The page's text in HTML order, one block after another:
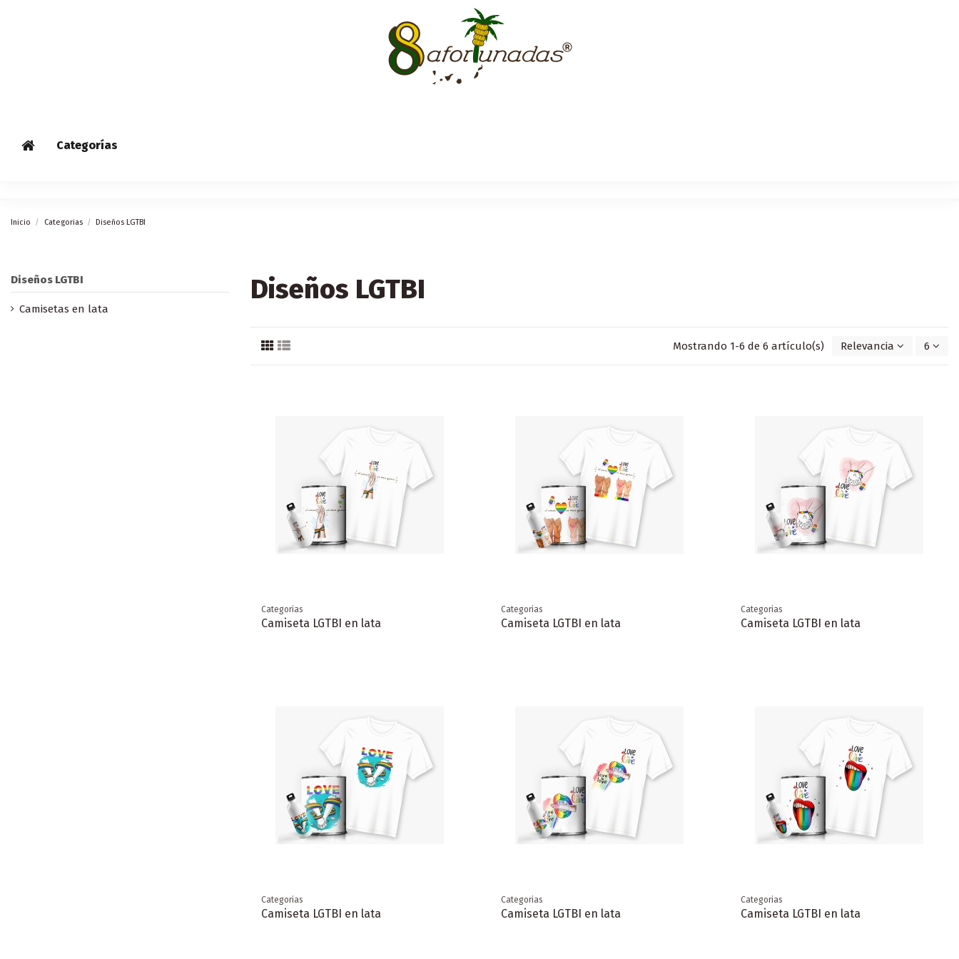
Categorías
Inicio Categorias Diseños LGTBI
Diseños LGTBI
Mostrando 1-6 de 6 artículo(s) Relevancia 6
Categorias
Camiseta LGTBI en lata
Categorias
Camiseta LGTBI en lata
Categorias
Camiseta LGTBI en lata
Categorias
Camiseta LGTBI en lata
Categorias
Camiseta LGTBI en lata
Categorias
Camiseta LGTBI en lata
Diseños LGTBI
Camisetas en lata